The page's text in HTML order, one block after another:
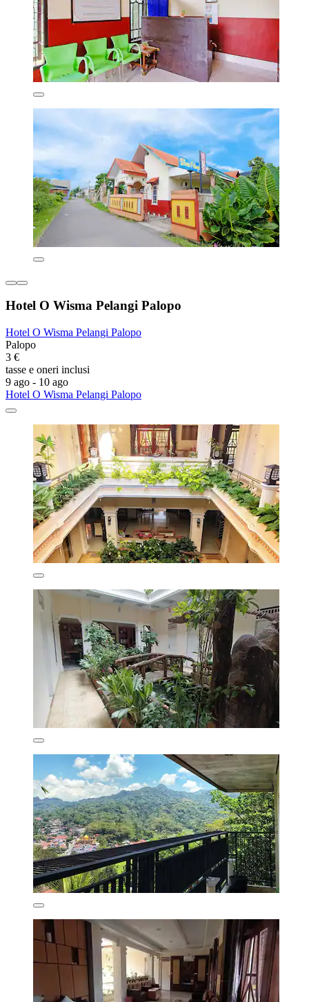
Hotel O Wisma Pelangi Palopo
Hotel O Wisma Pelangi Palopo
Palopo
3 €
tasse e oneri inclusi
9 ago - 10 ago
Hotel O Wisma Pelangi Palopo